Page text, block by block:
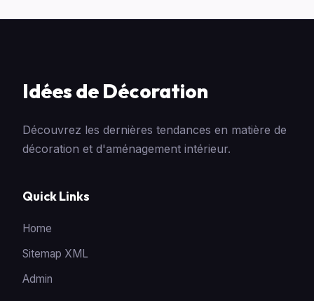
Idées de Décoration
Découvrez les dernières tendances en matière de
décoration et d'aménagement intérieur.
Quick Links
Home
Sitemap XML
Admin